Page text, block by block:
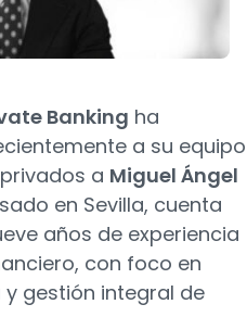
Banking ha
a su equipo
a Miguel Ángel
en Sevilla, cuenta
años de experiencia
con foco en
gestión integral de